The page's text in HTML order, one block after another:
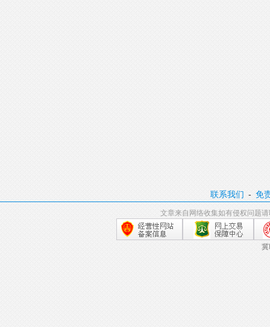
联系我们 -免
文章来自网络收集如有侵权问题